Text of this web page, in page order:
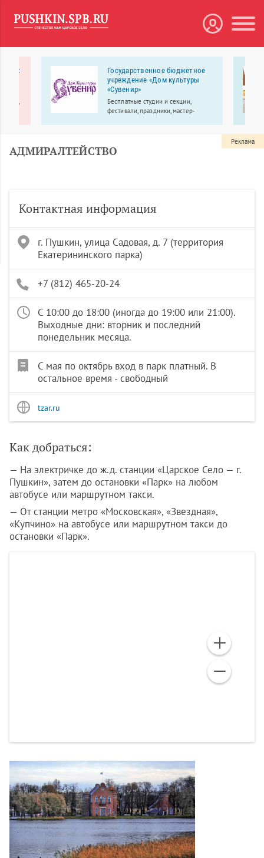
Государственное бюджетное
учреждение «Дом культуры
«Сувенир»
Бесплатные студии и секции,
фестивали, праздники, мастер-
АДМИРАЛТЕЙСТВО
Контактная информация
г. Пушкин, улица Садовая, д. 7 (территория
Екатерининского парка)
+7 (812) 465-20-24
С 10:00 до 18:00 (иногда до 19:00 или 21:00).
Выходные дни: вторник и последний
понедельник месяца.
С мая по октябрь вход в парк платный. В
остальное время - свободный
tzar.ru
Как добраться:
— На электричке до ж.д. станции «Царское Село — г.
Пушкин», затем до остановки «Парк» на любом
автобусе или маршрутном такси.
— От станции метро «Московская», «Звездная»,
«Купчино» на автобусе или маршрутном такси до
остановки «Парк».
Реклама